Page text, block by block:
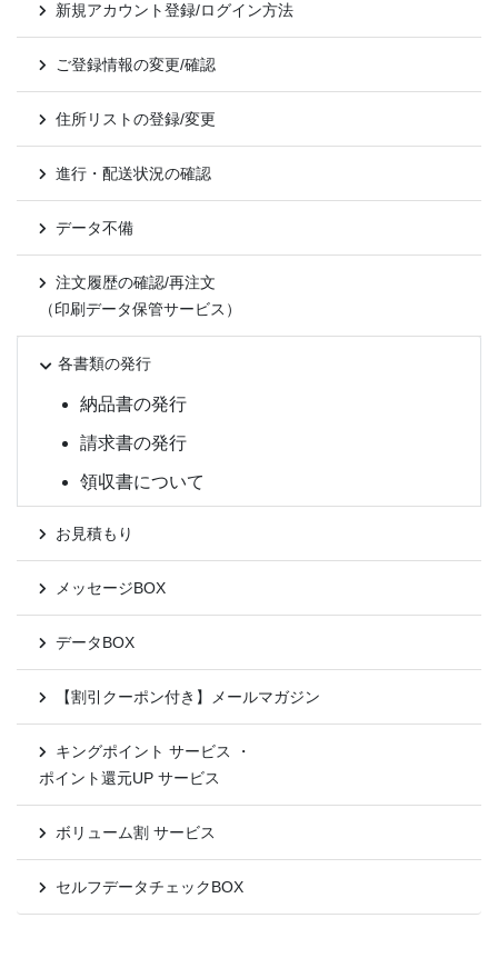
新規アカウント登録/ログイン方法
ご登録情報の変更/確認
住所リストの登録/変更
進行・配送状況の確認
データ不備
注文履歴の確認/再注文
（印刷データ保管サービス）
各書類の発行
納品書の発行
請求書の発行
領収書について
お見積もり
メッセージBOX
データBOX
【割引クーポン付き】メールマガジン
キングポイント サービス ・
ポイント還元UP サービス
ボリューム割 サービス
セルフデータチェックBOX